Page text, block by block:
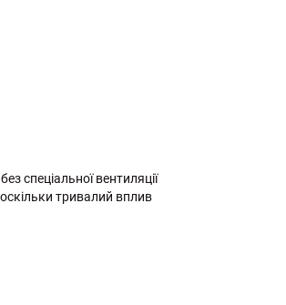
спеціальної вентиляції
тривалий вплив